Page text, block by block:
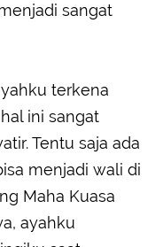
sangat
terkena
ini sangat
Tentu saja ada
menjadi wali di
Maha Kuasa
ayahku